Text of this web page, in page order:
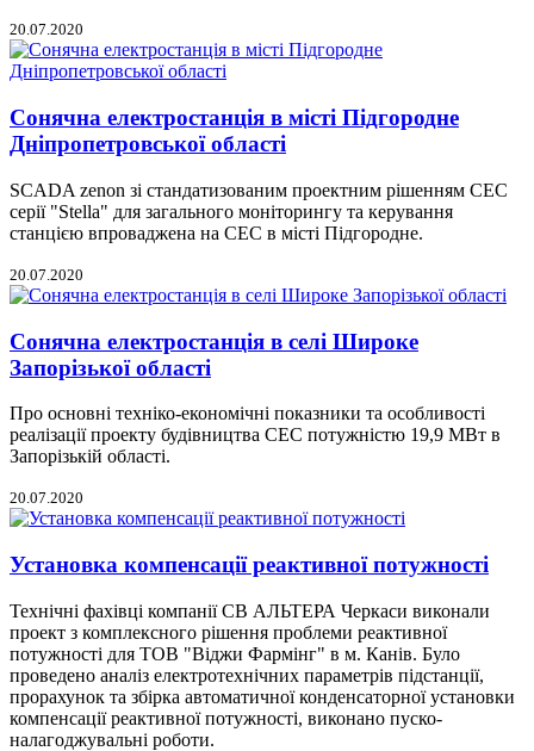
20.07.2020
Сонячна електростанція в місті Підгородне
Дніпропетровської області
SCADA zenon зі стандатизованим проектним рішенням СЕС
серії "Stella" для загального моніторингу та керування
станцією впроваджена на СЕС в місті Підгородне.
20.07.2020
Сонячна електростанція в селі Широке
Запорізької області
Про основні техніко-економічні показники та особливості
реалізації проекту будівництва СЕС потужністю 19,9 МВт в
Запорізькій області.
20.07.2020
Установка компенсації реактивної потужності
Технічні фахівці компанії СВ АЛЬТЕРА Черкаси виконали
проект з комплексного рішення проблеми реактивної
потужності для ТОВ "Віджи Фармінг" в м. Канів. Було
проведено аналіз електротехнічних параметрів підстанції,
прорахунок та збірка автоматичної конденсаторної установки
компенсації реактивної потужності, виконано пуско-
налагоджувальні роботи.